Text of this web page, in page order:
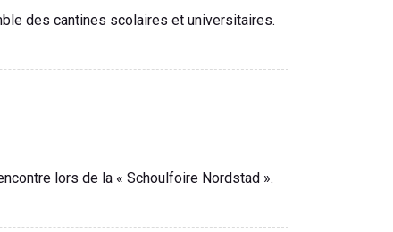
des cantines scolaires et universitaires.
lors de la « Schoulfoire Nordstad ».